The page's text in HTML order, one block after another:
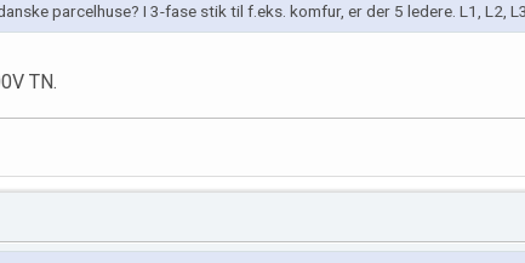
parcelhuse? I 3-fase stik til f.eks. komfur, er der 5 ledere. L1, L2,
TN.